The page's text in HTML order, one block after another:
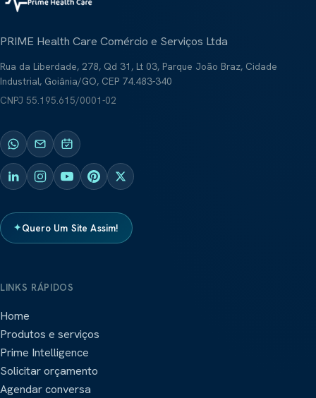
PRIME Health Care Comércio e Serviços Ltda
Rua da Liberdade, 278, Qd 31, Lt 03, Parque João Braz, Cidade
Industrial, Goiânia/GO, CEP 74.483-340
CNPJ 55.195.615/0001-02
✦Quero Um Site Assim!
LINKS RÁPIDOS
Home
Produtos e serviços
Prime Intelligence
Solicitar orçamento
Agendar conversa